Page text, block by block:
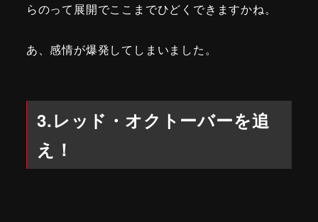
らのって展開でここまでひどくできますかね。
あ、感情が爆発してしまいました。
3.レッド・オクトーバーを追
え！